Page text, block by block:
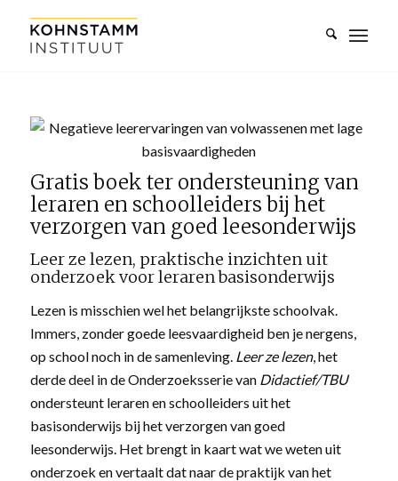
Gratis boek ter ondersteuning van
leraren en schoolleiders bij het
verzorgen van goed leesonderwijs
Leer ze lezen, praktische inzichten uit
onderzoek voor leraren basisonderwijs
Lezen is misschien wel het belangrijkste schoolvak.
Immers, zonder goede leesvaardigheid ben je nergens,
op school noch in de samenleving. Leer ze lezen, het
derde deel in de Onderzoeksserie van Didactief/TBU
ondersteunt leraren en schoolleiders uit het
basisonderwijs bij het verzorgen van goed
leesonderwijs. Het brengt in kaart wat we weten uit
onderzoek en vertaalt dat naar de praktijk van het